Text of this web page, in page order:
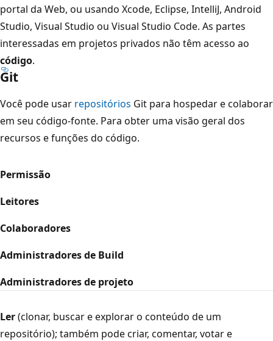
portal da Web, ou usando Xcode, Eclipse, IntelliJ, Android
Studio, Visual Studio ou Visual Studio Code. As partes
interessadas em projetos privados não têm acesso ao
código.
Git
Você pode usar repositórios Git para hospedar e colaborar
em seu código-fonte. Para obter uma visão geral dos
recursos e funções do código.
Permissão
Leitores
Colaboradores
Administradores de Build
Administradores de projeto
Ler(clonar, buscar e explorar o conteúdo de um
repositório); também pode criar, comentar, votar e